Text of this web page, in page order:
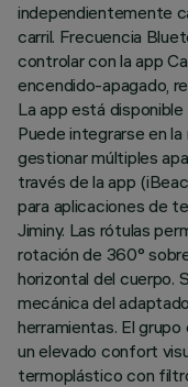
independientemente
carril. Frecuencia
controlar con la app
encendido-apagado,
La app está
Puede integrarse en
gestionar múltiples
través de la app
para aplicaciones de
Jiminy. Las rótulas
rotación de 360°
horizontal del cuerpo.
mecánica del
herramientas. El
un elevado confort
termoplástico con